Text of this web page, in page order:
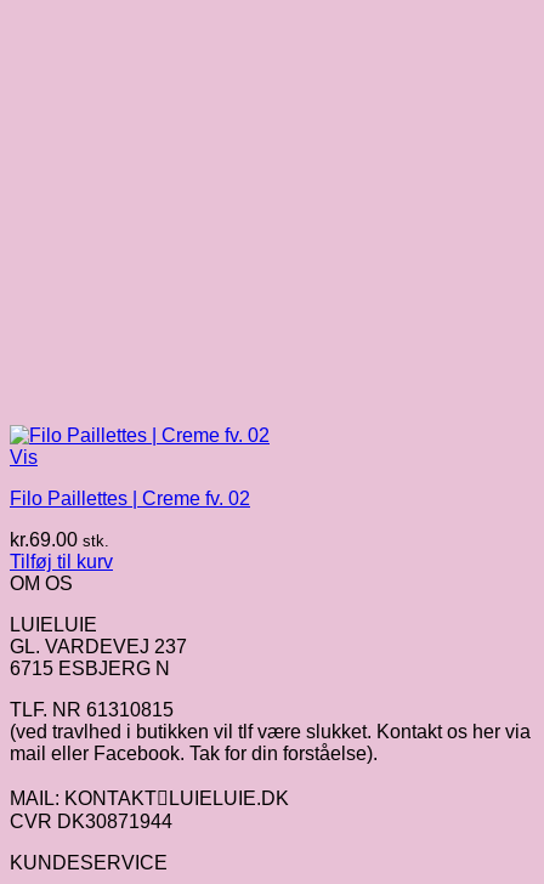
Vis
Filo Paillettes | Creme fv. 02
kr.69.00 stk.
Tilføj til kurv
OM OS
LUIELUIE
GL. VARDEVEJ 237
6715 ESBJERG N
TLF. NR 61310815
(ved travlhed i butikken vil tlf være slukket. Kontakt os her via
mail eller Facebook. Tak for din forståelse).
MAIL: KONTAKTLUIELUIE.DK
CVR DK30871944
KUNDESERVICE